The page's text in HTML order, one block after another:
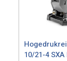
10/21-4